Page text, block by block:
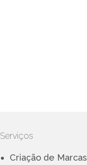
Serviços
Criação de Marcas